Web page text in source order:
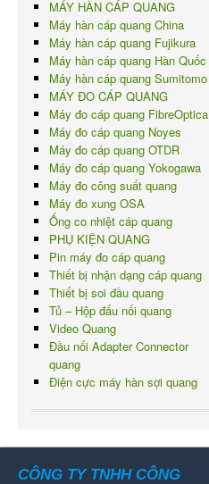
MÁY HÀN CÁP QUANG
Máy hàn cáp quang China
Máy hàn cáp quang Fujikura
Máy hàn cáp quang Hàn Quốc
Máy hàn cáp quang Sumitomo
MÁY ĐO CÁP QUANG
Máy đo cáp quang FibreOptica
Máy đo cáp quang Noyes
Máy đo cáp quang OTDR
Máy đo cáp quang Yokogawa
Máy đo công suất quang
Máy đo xung OSA
Ống co nhiệt cáp quang
PHỤ KIỆN QUANG
Pin máy đo cáp quang
Thiết bị nhận dạng cáp quang
Thiết bị soi đầu quang
Tủ – Hộp đấu nối quang
Video Quang
Đầu nối Adapter Connector
quang
Điện cực máy hàn sợi quang
CÔNG TY TNHH CÔNG